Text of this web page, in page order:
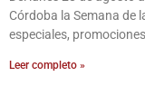
Córdoba la Semana de
especiales,
Leer completo »